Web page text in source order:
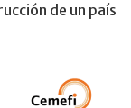
de un país